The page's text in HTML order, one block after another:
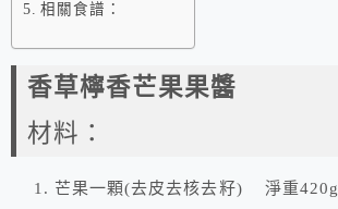
相關食譜：
香草檸香芒果果醬
材料：
芒果一顆(去皮去核去籽) 淨重420g